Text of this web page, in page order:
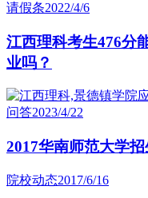
请假条2022/4/6
江西理科考生476分
业吗？
问答2023/4/22
2017华南师范大学
院校动态2017/6/16